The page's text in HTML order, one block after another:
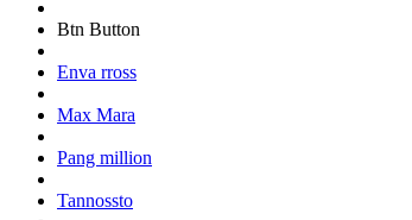
Btn Button
Enva rross
Max Mara
Pang million
Tannossto